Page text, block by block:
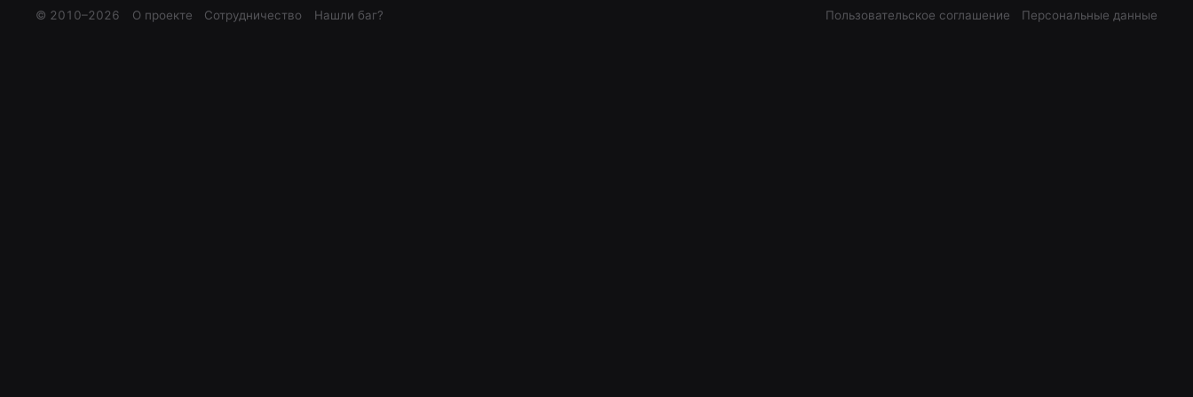
© 2010–2026 О проекте Сотрудничество Нашли баг? Пользовательское соглашение Персональные данные